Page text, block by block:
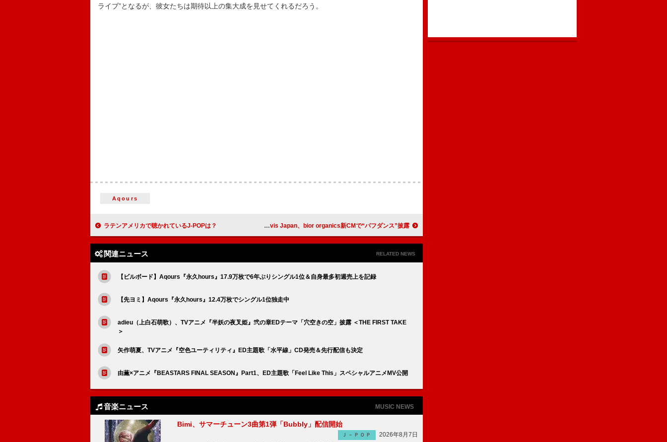
ライブ”となるが、彼女たちは期待以上の集大成を見せてくれるだろう。
Aqours
ラテンアメリカで聴かれているJ-POPは？ Travis Japan、bior organics新CMで“パフダンス”披露
関連ニュース RELATED NEWS
【ビルボード】Aqours『永久hours』17.9万枚で6年ぶりシングル1位＆自身最多初週売上を記録
【先ヨミ】Aqours『永久hours』12.4万枚でシングル1位独走中
adieu（上白石萌歌）、TVアニメ『半妖の夜叉姫』弐の章EDテーマ「穴空きの空」披露 ＜THE FIRST TAKE
＞
矢作萌夏、TVアニメ『空色ユーティリティ』ED主題歌「水平線」CD発売＆先行配信も決定
由薫×アニメ『BEASTARS FINAL SEASON』Part1、ED主題歌「Feel Like This」スペシャルアニメMV公開
音楽ニュース MUSIC NEWS
Bimi、サマーチューン3曲第1弾「Bubbly」配信開始
Ｊ－ＰＯＰ
2026年8月7日